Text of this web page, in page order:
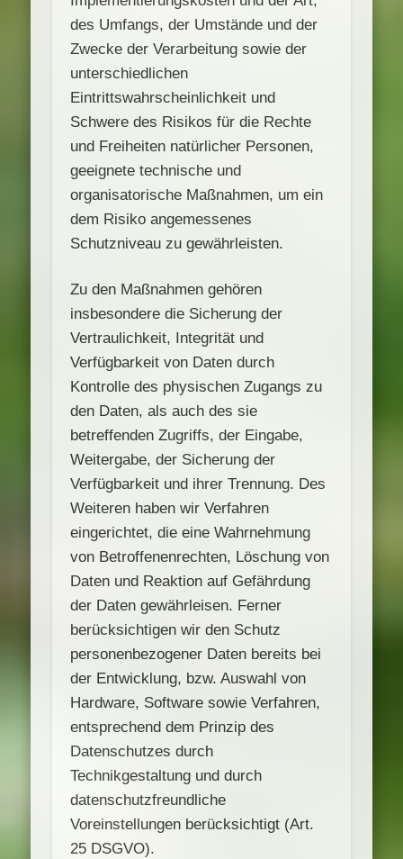
des Umfangs, der Umstände und der
Zwecke der Verarbeitung sowie der
unterschiedlichen
Eintrittswahrscheinlichkeit und
Schwere des Risikos für die Rechte
und Freiheiten natürlicher Personen,
geeignete technische und
organisatorische Maßnahmen, um ein
dem Risiko angemessenes
Schutzniveau zu gewährleisten.
Zu den Maßnahmen gehören
insbesondere die Sicherung der
Vertraulichkeit, Integrität und
Verfügbarkeit von Daten durch
Kontrolle des physischen Zugangs zu
den Daten, als auch des sie
betreffenden Zugriffs, der Eingabe,
Weitergabe, der Sicherung der
Verfügbarkeit und ihrer Trennung. Des
Weiteren haben wir Verfahren
eingerichtet, die eine Wahrnehmung
von Betroffenenrechten, Löschung von
Daten und Reaktion auf Gefährdung
der Daten gewährleisen. Ferner
berücksichtigen wir den Schutz
personenbezogener Daten bereits bei
der Entwicklung, bzw. Auswahl von
Hardware, Software sowie Verfahren,
entsprechend dem Prinzip des
Datenschutzes durch
Technikgestaltung und durch
datenschutzfreundliche
Voreinstellungen berücksichtigt (Art.
25 DSGVO).